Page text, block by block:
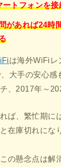
ートフォンを接
があれば24時
は海外WiFiレ
大手の安心感
、2017年～
ば、繁忙期に
在庫切れにな
の懸念点は解